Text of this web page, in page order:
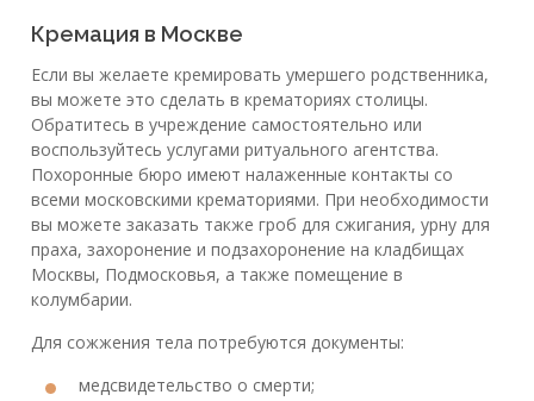
Кремация в Москве
Если вы желаете кремировать умершего родственника,
вы можете это сделать в крематориях столицы.
Обратитесь в учреждение самостоятельно или
воспользуйтесь услугами ритуального агентства.
Похоронные бюро имеют налаженные контакты со
всеми московскими крематориями. При необходимости
вы можете заказать также гроб для сжигания, урну для
праха, захоронение и подзахоронение на кладбищах
Москвы, Подмосковья, а также помещение в
колумбарии.
Для сожжения тела потребуются документы:
медсвидетельство о смерти;